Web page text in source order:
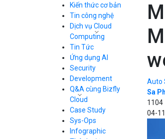
Bảng giá
Bảng giá
Bảng giá
Auto
Sa
1104
04-
Kiến thức cơ bản
Tin công nghệ
Dịch vụ Cloud
Computing
Cloud Server
CDN
Load Balancer
Auto Scaling
Container Registry
Kubernetes
Cloud Database
Call Center
Business Email
Simple Storage
Tin Tức
Ứng dụng AI
Security
Development
Q&A cùng Bizfly
Cloud
Q&A về Bizfly
Cloud Server
Thao tác kết nối
Q&A về Bizfly
Case Study
Sys-Ops
Infographic